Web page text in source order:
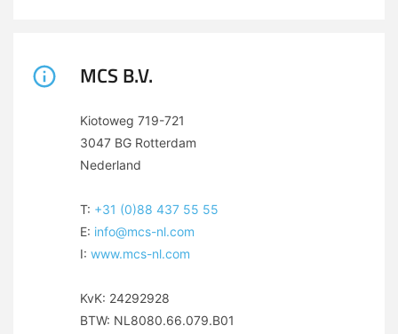
MCS B.V.
Kiotoweg 719-721
3047 BG Rotterdam
Nederland
T: +31 (0)88 437 55 55
E: info@mcs-nl.com
I: www.mcs-nl.com
KvK: 24292928
BTW: NL8080.66.079.B01